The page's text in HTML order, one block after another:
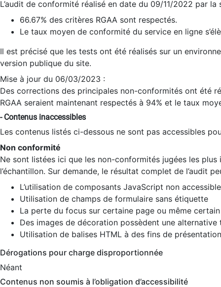
L’audit de conformité réalisé en date du 09/11/2022 par
66.67% des critères RGAA sont respectés.
Le taux moyen de conformité du service en ligne
Il est précisé que les tests ont été réalisés sur un
version publique du site.
Mise à jour du 06/03/2023 :
Des corrections des principales non-conformités ont été
RGAA seraient maintenant respectés à 94% et le taux
- Contenus inaccessibles
Les contenus listés ci-dessous ne sont pas accessibles
Non conformité
Ne sont listées ici que les non-conformités jugées les
l’échantillon. Sur demande, le résultat complet de l’audit
L’utilisation de composants JavaScript non
Utilisation de champs de formulaire sans étiquette
La perte du focus sur certaine page ou même
Des images de décoration possèdent une alternative
Utilisation de balises HTML à des fins de
Dérogations pour charge disproportionnée
Néant
Contenus non soumis à l’obligation d’accessibilité